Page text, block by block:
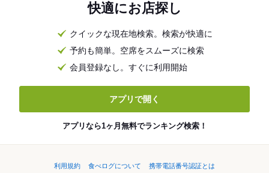
快適にお店探し
クイックな現在地検索。検索が快適に
予約も簡単。空席をスムーズに検索
会員登録なし。すぐに利用開始
アプリで開く
アプリなら1ヶ月無料でランキング検索！
利用規約 食べログについて
携帯電話番号認証とは